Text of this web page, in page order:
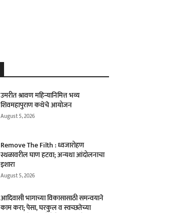
उमरीत श्रावण महिन्यानिमित्त भव्य
शिवमहापुराण कथेचे आयोजन
August 5, 2026
Remove The Filth : ध्वजारोहण
स्थळावरील घाण हटवा; अन्यथा आंदोलनाचा
इशारा
August 5, 2026
आदिवासी भागाच्या विकासासाठी समन्वयाने
काम करा; पेसा, घरकुल व स्वच्छतेच्या